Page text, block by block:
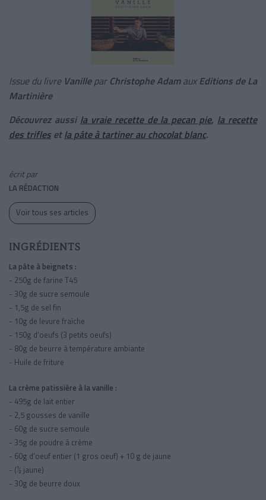
Issue du livre VanilleparChristophe Adam aux Editions de La
Martinière
Découvrez aussi la vraie recette de la pecan pie, la recette
des triflesetla pâte à tartiner au chocolat blanc.
écrit par
LA RÉDACTION
Voir tous ses articles
INGRÉDIENTS
La pâte à beignets :
- 250g de farine T45
- 30g de sucre semoule
- 1,5g de sel fin
- 10g de levure fraîche
- 150g d’oeufs (3 petits oeufs)
- 80g de beurre à température ambiante
- Huile de friture
La crème patissière à la vanille :
- 495g de lait entier
- 2,5 gousses de vanille
- 60g de sucre semoule
- 35g de poudre à crème
- 60g d’oeuf entier (1 gros oeuf) + 10 g de jaune
- (½ jaune)
- 30g de beurre doux